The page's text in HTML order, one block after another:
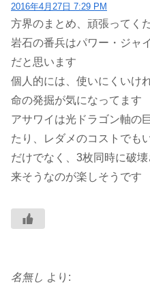
2016年4月27日 7:29 PM
方界のまとめ、頑張ってく
岩石の番兵はパワー・ジャ
だと思います
個人的には、使いにくいけ
命の発掘が気になってます
アサワイは光ドラゴン軸の
たり、レダメのコストでも
だけでなく、3枚同時に破
来そうなのが楽しそうです
名無し より: